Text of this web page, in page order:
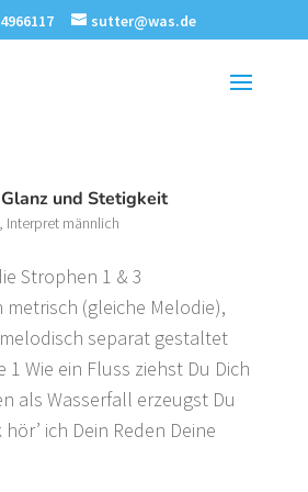
sutter@was.de
und Stetigkeit
, Interpret männlich
Strophen 1 & 3
(gleiche Melodie),
separat gestaltet
Wie ein Fluss ziehst Du Dich
als Wasserfall erzeugst Du
ich Dein Reden Deine